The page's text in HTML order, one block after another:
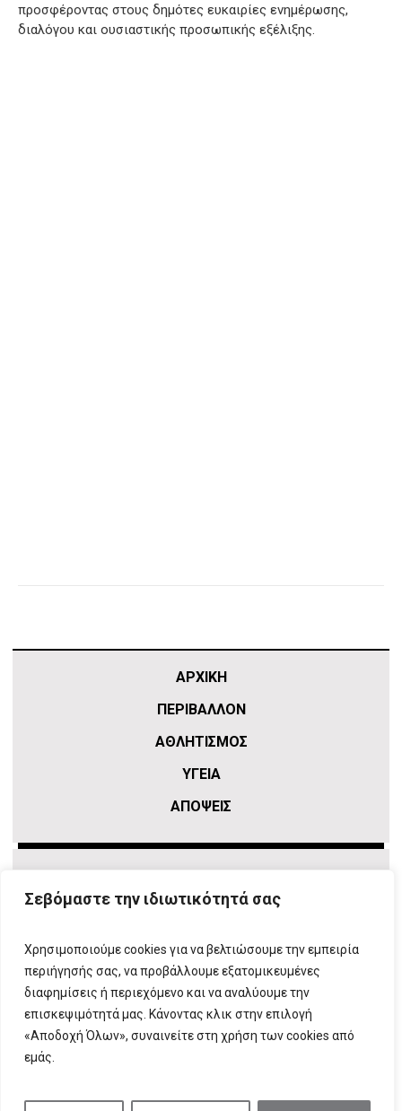
Σεβόμαστε την ιδιωτικότητά σας
Χρησιμοποιούμε cookies για να βελτιώσουμε την εμπειρία
περιήγησής σας, να προβάλλουμε εξατομικευμένες
διαφημίσεις ή περιεχόμενο και να αναλύουμε την
επισκεψιμότητά μας. Κάνοντας κλικ στην επιλογή
«Αποδοχή Όλων», συναινείτε στη χρήση των cookies από
εμάς.
προσφέροντας στους δημότες ευκαιρίες ενημέρωσης,
διαλόγου και ουσιαστικής προσωπικής εξέλιξης.
ΑΡΧΙΚΗ
ΠΕΡΙΒΑΛΛΟΝ
ΑΘΛΗΤΙΣΜΌΣ
ΥΓΕΙΑ
ΑΠΟΨΕΙΣ
T: 210 666 3993 E: info@attikovima.gr
ΠΛΗΡΟΦΟΡΙΕΣ
ΔΗΛΩΣΗ ΣΥΜΜΟΡΦΩΣΗΣ